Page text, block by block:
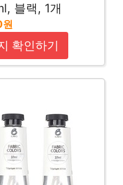
블랙, 1개
확인하기